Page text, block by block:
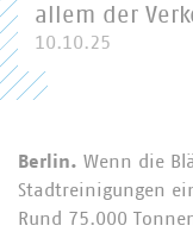
allem der
10.10.25
Berlin. Wenn die
Stadtreinigungen
Rund 75.000